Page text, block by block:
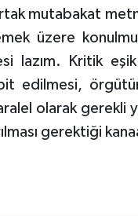
mutabakat
üzere
lazım. Kritik
edilmesi,
olarak gerekli
gerektiği